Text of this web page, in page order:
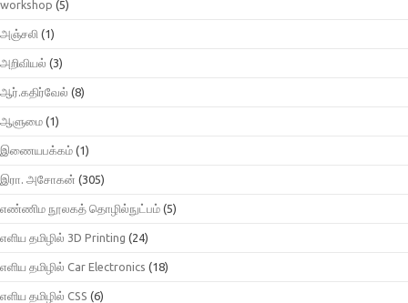
workshop (5)
அஞ்சலி (1)
அறிவியல் (3)
ஆர்.கதிர்வேல் (8)
ஆளுமை (1)
இணையபக்கம் (1)
இரா. அசோகன் (305)
எண்ணிம நூலகத் தொழில்நுட்பம் (5)
எளிய தமிழில் 3D Printing (24)
எளிய தமிழில் Car Electronics (18)
எளிய தமிழில் CSS (6)